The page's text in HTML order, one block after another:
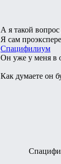
А я такой
Я сам
Спацифилиум
Он уже у меня в
Как думаете он